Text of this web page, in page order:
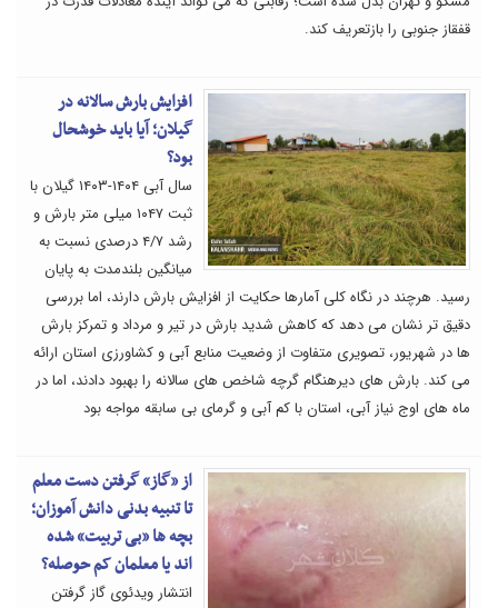
قفقاز جنوبی را بازتعریف کند.
افزایش بارش سالانه در
گیلان؛ آیا باید خوشحال
بود؟
سال آبی ۱۴۰۴-۱۴۰۳ گیلان با
ثبت ۱۰۴۷ میلی متر بارش و
رشد ۴/۷ درصدی نسبت به
میانگین بلندمدت به پایان
رسید. هرچند در نگاه کلی آمارها حکایت از افزایش بارش دارند، اما بررسی
دقیق تر نشان می دهد که کاهش شدید بارش در تیر و مرداد و تمرکز بارش
ها در شهریور، تصویری متفاوت از وضعیت منابع آبی و کشاورزی استان ارائه
می کند. بارش های دیرهنگام گرچه شاخص های سالانه را بهبود دادند، اما در
ماه های اوج نیاز آبی، استان با کم آبی و گرمای بی سابقه مواجه بود
از «گاز» گرفتن دست معلم
تا تنبیه بدنی دانش آموزان؛
بچه ها «بی تربیت» شده
اند یا معلمان کم حوصله؟
انتشار ویدئوی گاز گرفتن